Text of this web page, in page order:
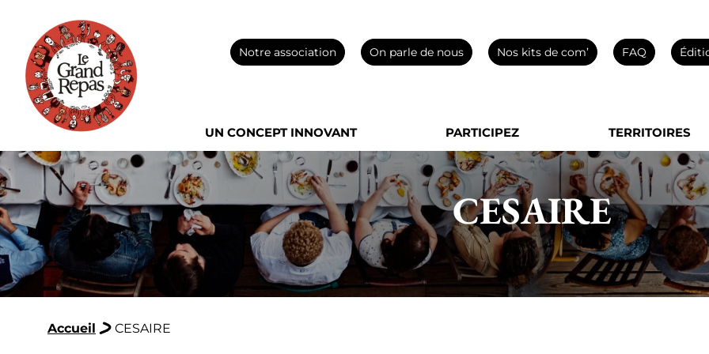
Notre association On parle de nous Nos kits de com’ FAQ
UN CONCEPT INNOVANT PARTICIPEZ TERRITOIRES
CESAIRE
Accueil CESAIRE